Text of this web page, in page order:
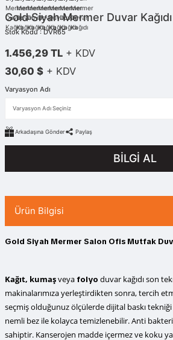
Gold Siyah Mermer Duvar Kağıdı
Stok Kodu : DVR65
1.456,29 TL + KDV
30,60 $ + KDV
Varyasyon Adı
Arkadaşına Gönder Paylaş
BİLGİ AL
Ürün Bilgisi
Gold Siyah Mermer Salon Ofis Mutfak
Kağıt, kumaşveyafolyo duvar kağıdıson
makinalarımıza yerleştirdikten sonra, tercih
seçmiş olduğunuz ölçülerde dijital baskı tekniği
nemli bez ile kolayca temizlenebilir. Anti
sahiptir. Kanserojen madde içermez ve koku